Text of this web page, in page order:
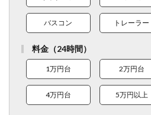
バスコン トレーラー
料金（24時間）
1万円台 2万円台
4万円台 5万円以上